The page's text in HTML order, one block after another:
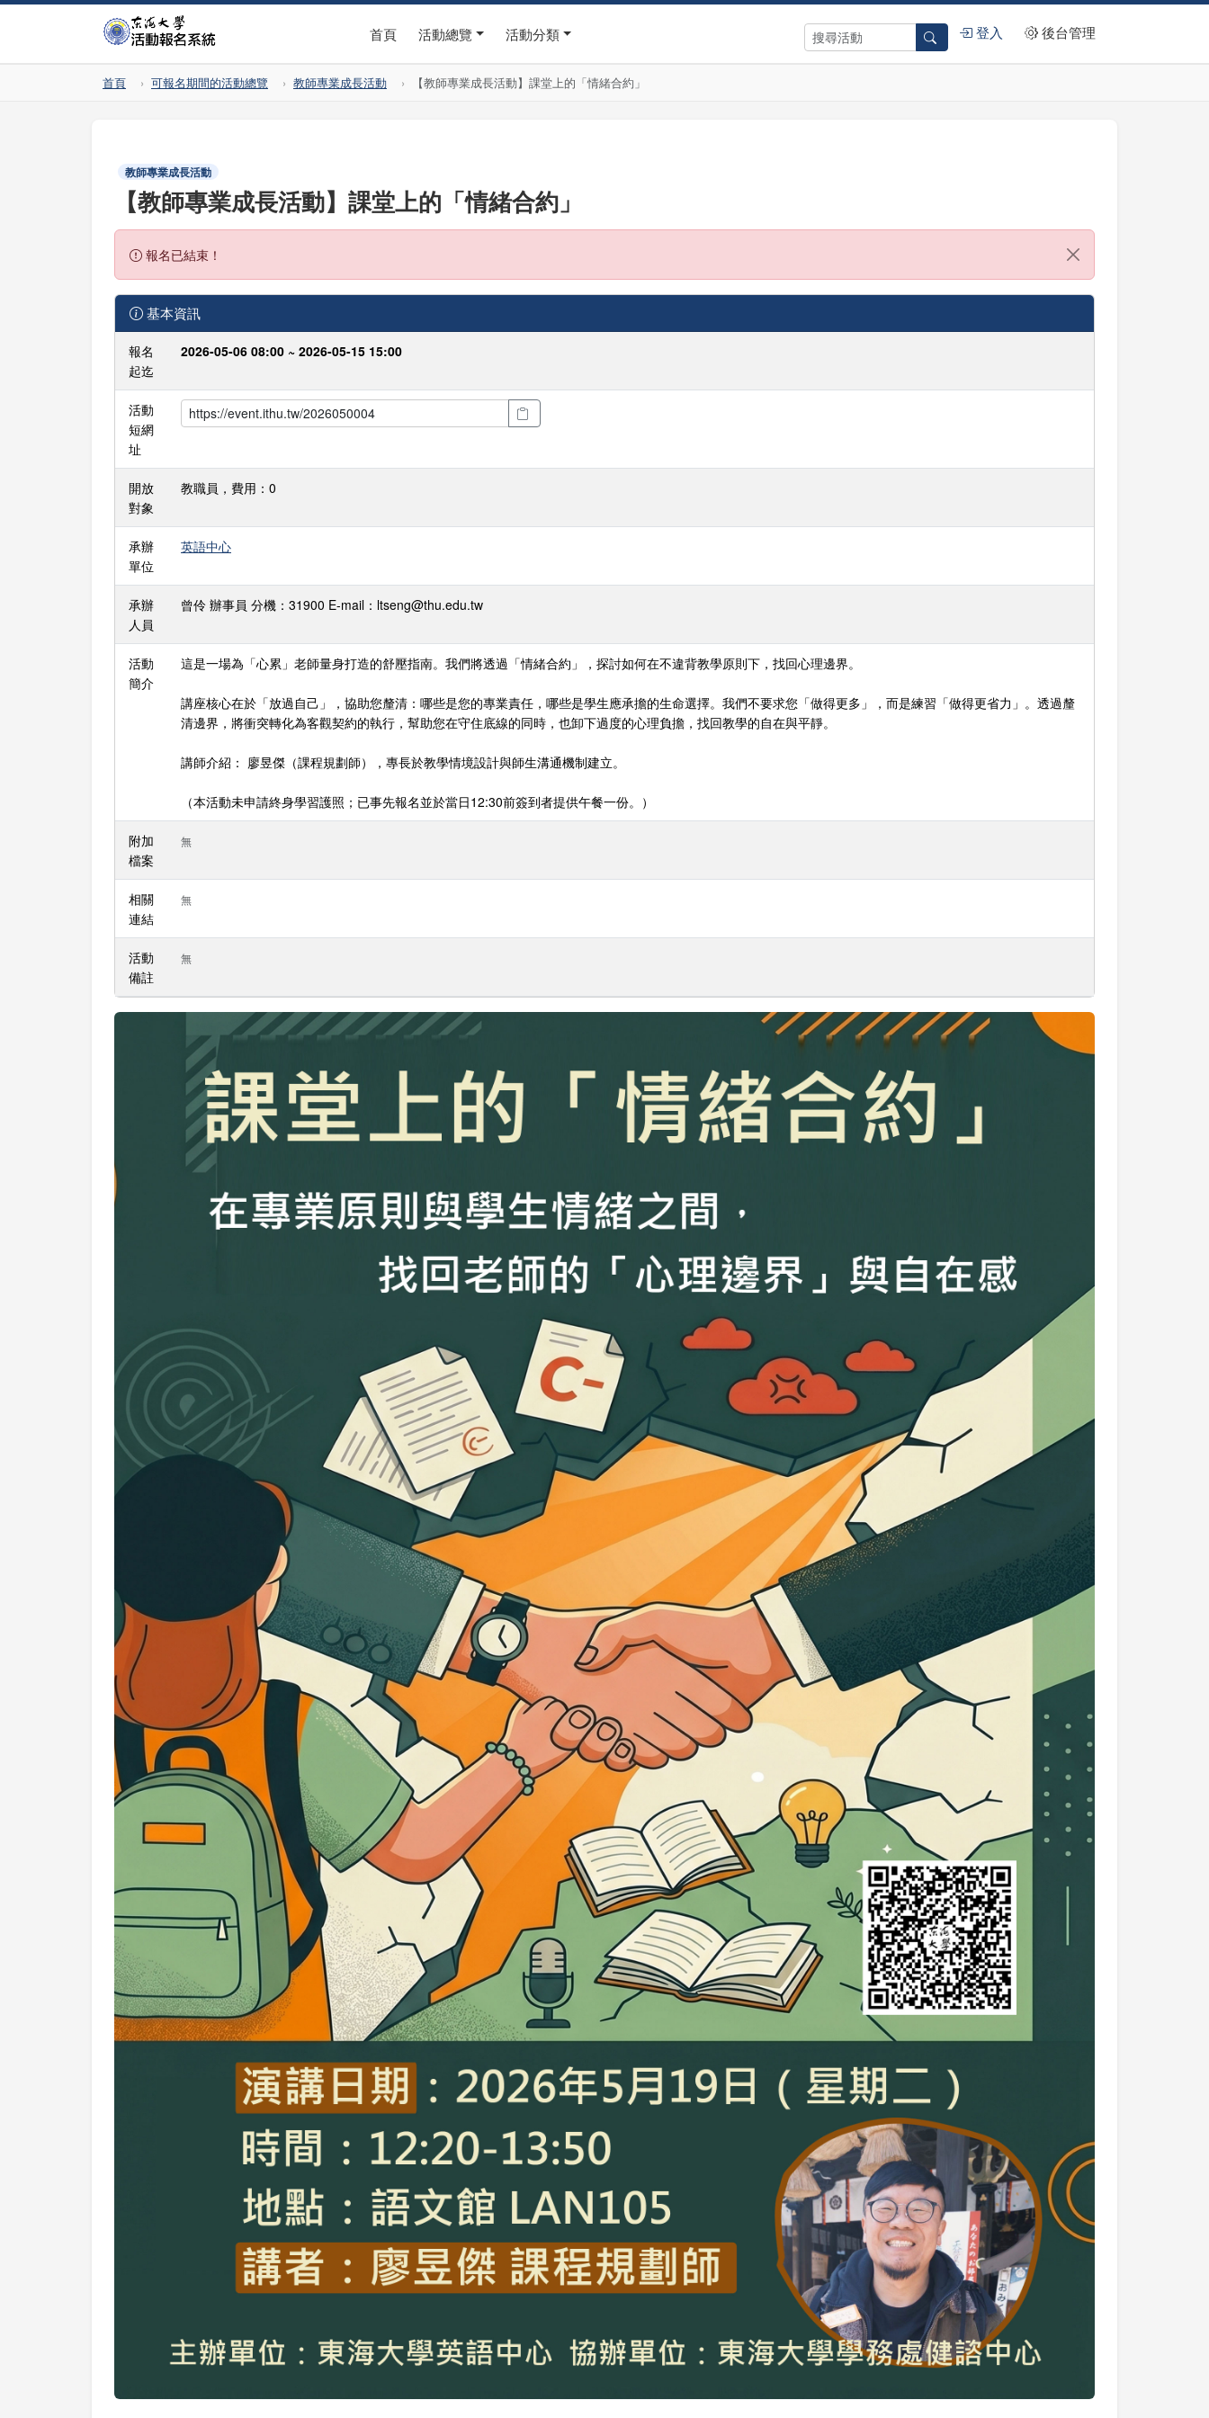
首頁 活動總覽 活動分類 登入 後台管理
首頁 可報名期間的活動總覽 教師專業成長活動 【教師專業成長活動】課堂上的「情緒合約」
教師專業成長活動
【教師專業成長活動】課堂上的「情緒合約」
報名已結束！
基本資訊
報名
起迄
2026-05-06 08:00 ~ 2026-05-15 15:00
活動
短網
址
開放
對象
教職員，費用：0
承辦
單位
英語中心
承辦
人員
曾伶 辦事員 分機：31900 E-mail：ltseng@thu.edu.tw
活動
簡介
這是一場為「心累」老師量身打造的舒壓指南。我們將透過「情緒合約」，探討如何在不違背教學原則下，找回心理邊界。
講座核心在於「放過自己」，協助您釐清：哪些是您的專業責任，哪些是學生應承擔的生命選擇。我們不要求您「做得更多」，而是練習「做得更省力」。透過釐
清邊界，將衝突轉化為客觀契約的執行，幫助您在守住底線的同時，也卸下過度的心理負擔，找回教學的自在與平靜。
講師介紹： 廖昱傑（課程規劃師），專長於教學情境設計與師生溝通機制建立。
（本活動未申請終身學習護照；已事先報名並於當日12:30前簽到者提供午餐一份。）
附加
檔案
無
相關
連結
無
活動
備註
無